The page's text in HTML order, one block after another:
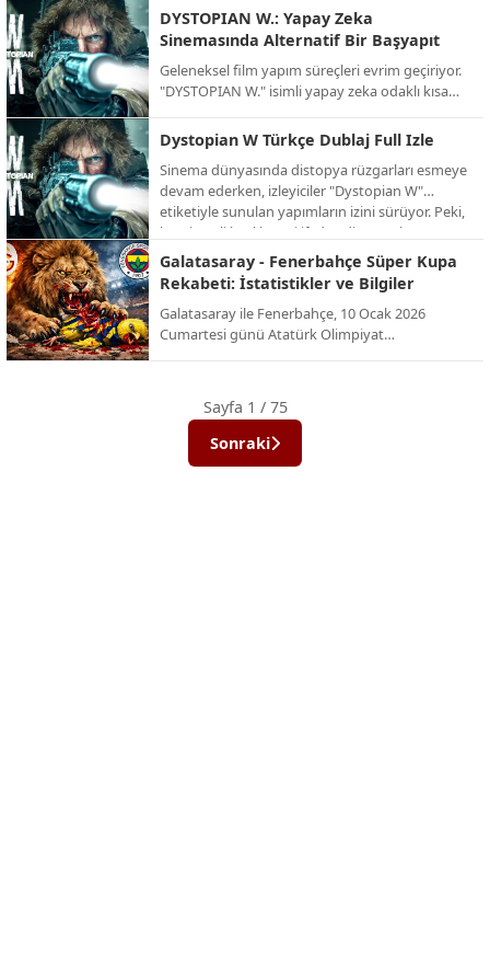
Fenerbahçe’den kaleci İrfan Can Eğribayat ve
ikas Eyüpspor’dan orta saha oyuncusu Yalçın
Kayan ile prensip anlaşmasına varıldığını
duyurdu.
DYSTOPIAN W.: Yapay Zeka
Sinemasında Alternatif Bir Başyapıt
Geleneksel film yapım süreçleri evrim geçiriyor.
"DYSTOPIAN W." isimli yapay zeka odaklı kısa
ve büyüleyici bir gelecek tasviri sunuyor. İşte AI
teknolojisinin sınırlarını zorlayan bu alternatif
projenin detayları.
Dystopian W Türkçe Dublaj Full Izle
Sinema dünyasında distopya rüzgarları esmeye
devam ederken, izleyiciler "Dystopian W"
etiketiyle sunulan yapımların izini sürüyor. Peki,
bu gizemli başlık neyi ifade ediyor ve bu türün
en dikkat çeken örnekleri neler? İşte distopik
evrenlerin kapısını aralayan kapsamlı bir bakış.
Galatasaray - Fenerbahçe Süper Kupa
Rekabeti: İstatistikler ve Bilgiler
Galatasaray ile Fenerbahçe, 10 Ocak 2026
Cumartesi günü Atatürk Olimpiyat
bu dev rekabetin Süper Kupa (ve eski adıyla
Cumhurbaşkanlığı Kupası) tarihindeki
istatistikleri ve önemli bilgileri:
Sayfa 1 / 75
Sonraki